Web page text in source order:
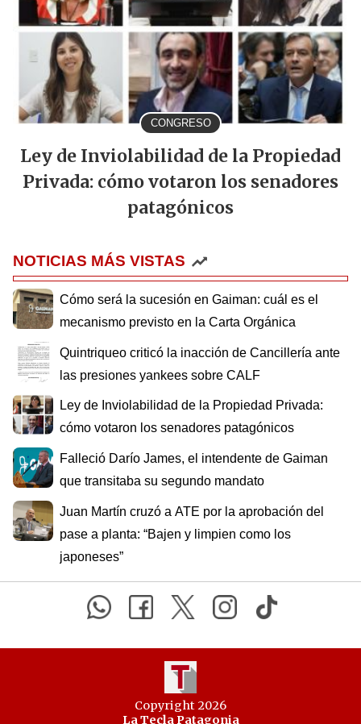
CONGRESO
Ley de Inviolabilidad de la Propiedad
Privada: cómo votaron los senadores
patagónicos
NOTICIAS MÁS VISTAS
Cómo será la sucesión en Gaiman: cuál es el
mecanismo previsto en la Carta Orgánica
Quintriqueo criticó la inacción de Cancillería ante
las presiones yankees sobre CALF
Ley de Inviolabilidad de la Propiedad Privada:
cómo votaron los senadores patagónicos
Falleció Darío James, el intendente de Gaiman
que transitaba su segundo mandato
Juan Martín cruzó a ATE por la aprobación del
pase a planta: “Bajen y limpien como los
japoneses”
Copyright 2026
La Tecla Patagonia